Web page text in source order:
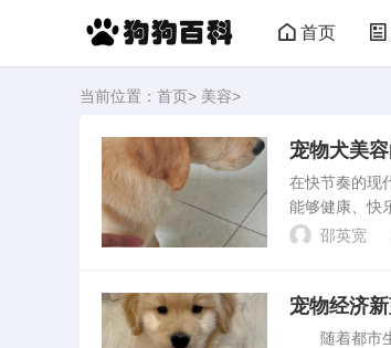
首页
当前位置： 首页> 美容>
宠物犬美
在快节奏的现
能够健康、快
绍宠物犬美容
邵英宽
宠物经济
随着都市生